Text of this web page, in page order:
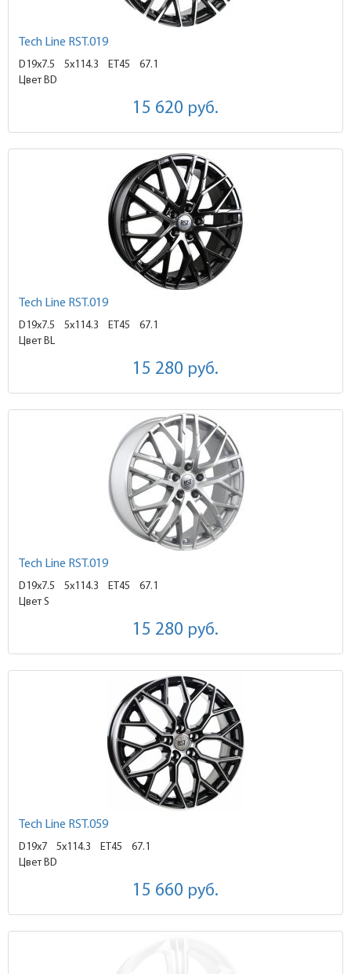
Tech Line RST.019
D19x7.5 5x114.3 ET45
67.1
Цвет BD
15 620 руб.
Tech Line RST.019
D19x7.5 5x114.3 ET45
67.1
Цвет BL
15 280 руб.
Tech Line RST.019
D19x7.5 5x114.3 ET45
67.1
Цвет S
15 280 руб.
Tech Line RST.059
D19x7 5x114.3 ET45
67.1
Цвет BD
15 660 руб.